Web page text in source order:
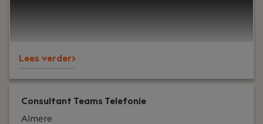
Lees verder>
Consultant Teams Telefonie
Almere